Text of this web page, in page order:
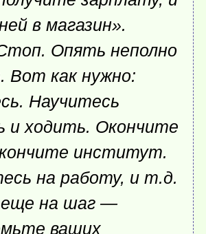
в магазин».
Опять неполно
Вот как нужно:
Научитесь
и ходить. Окончите
институт.
на работу, и т.д.
еще на шаг —
ваших